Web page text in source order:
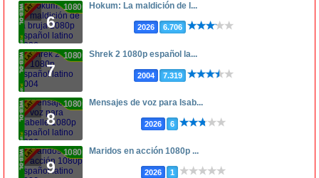
6
1080p Hokum: La maldición de l...
2026 6.706
7
1080p Shrek 2 1080p español la...
2004 7.319
8
1080p Mensajes de voz para Isab...
2026 6
9
1080p Maridos en acción 1080p ...
2026 1